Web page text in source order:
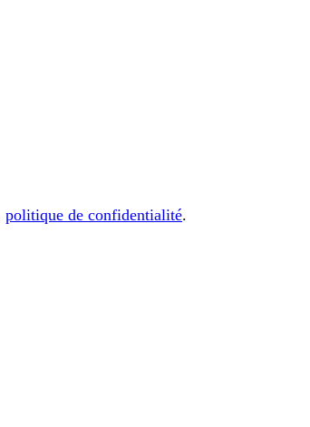
politique de confidentialité.